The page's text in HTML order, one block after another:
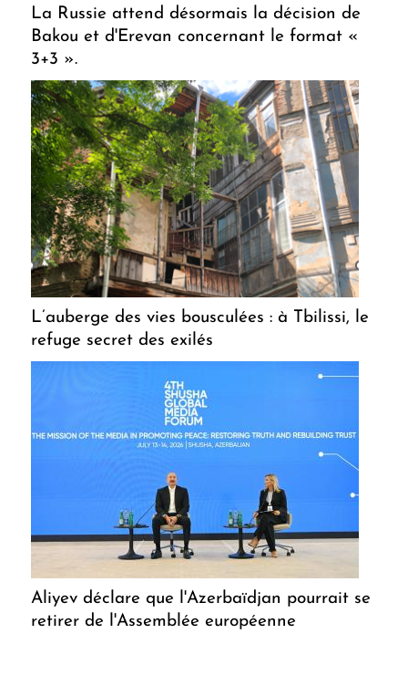
La Russie attend désormais la décision de
Bakou et d'Erevan concernant le format «
3+3 ».
L’auberge des vies bousculées : à Tbilissi, le
refuge secret des exilés
Aliyev déclare que l'Azerbaïdjan pourrait se
retirer de l'Assemblée européenne